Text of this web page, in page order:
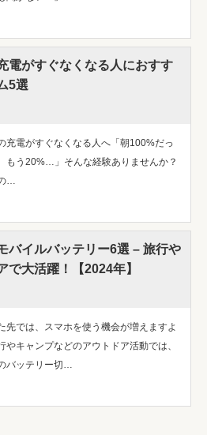
電がすぐなくなる人におすす
5選
充電がすぐなくなる人へ「朝100%だっ
もう20%…」そんな経験ありませんか？
…
バイルバッテリー6選 – 旅行や
で大活躍！【2024年】
先では、スマホを使う機会が増えますよ
やキャンプなどのアウトドア活動では、
バッテリー切…